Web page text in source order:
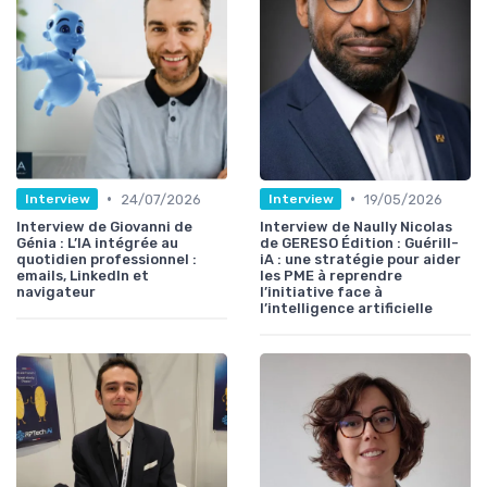
Interview •
24/07/2026
Interview de Giovanni de
Génia : L’IA intégrée au
quotidien professionnel :
emails, LinkedIn et
navigateur
Interview • 19/05/2026
Interview de Naully Nicolas
de GERESO Édition : Guérill-
iA : une stratégie pour aider
les PME à reprendre
l’initiative face à
l’intelligence artificielle